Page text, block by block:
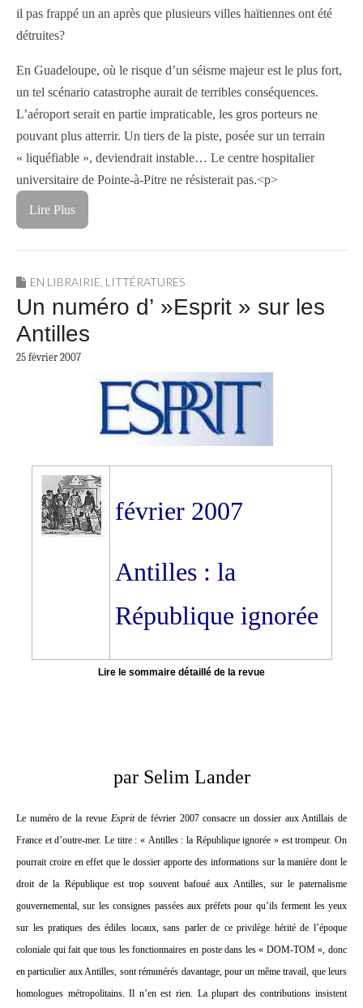
il pas frappé un an après que plusieurs villes haïtiennes ont été
détruites?
En Guadeloupe, où le risque d’un séisme majeur est le plus fort,
un tel scénario catastrophe aurait de terribles conséquences.
L’aéroport serait en partie impraticable, les gros porteurs ne
pouvant plus atterrir. Un tiers de la piste, posée sur un terrain
« liquéfiable », deviendrait instable… Le centre hospitalier
universitaire de Pointe-à-Pitre ne résisterait pas.<p>
Lire Plus
EN LIBRAIRIE LITTÉRATURES
Un numéro d’ »Esprit » sur les
Antilles
25 février 2007
février 2007
Antilles : la
République ignorée
Lire le sommaire détaillé de la revue
par Selim Lander
Le numéro de la revue Espritde février 2007 consacre un dossier aux Antillais de
France et d’outre-mer. Le titre : « Antilles : la République ignorée » est trompeur. On
pourrait croire en effet que le dossier apporte des informations sur la manière dont le
droit de la République est trop souvent bafoué aux Antilles, sur le paternalisme
gouvernemental, sur les consignes passées aux préfets pour qu’ils ferment les yeux
sur les pratiques des édiles locaux, sans parler de ce privilège hérité de l’époque
coloniale qui fait que tous les fonctionnaires en poste dans les « DOM-TOM », donc
en particulier aux Antilles, sont rémunérés davantage, pour un même travail, que leurs
homologues métropolitains. Il n’en est rien. La plupart des contributions insistent